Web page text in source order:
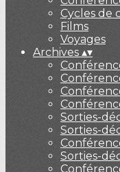
Cycles de
Films
Voyages
Archives ▴▾
Sorties-
Sorties-
Sorties-